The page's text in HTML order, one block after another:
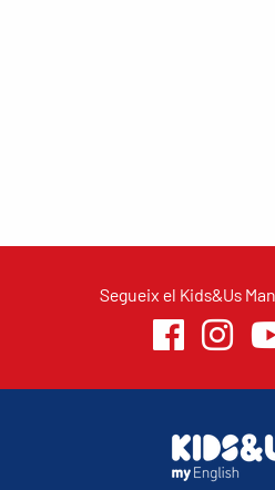
Segueix el Kids&Us